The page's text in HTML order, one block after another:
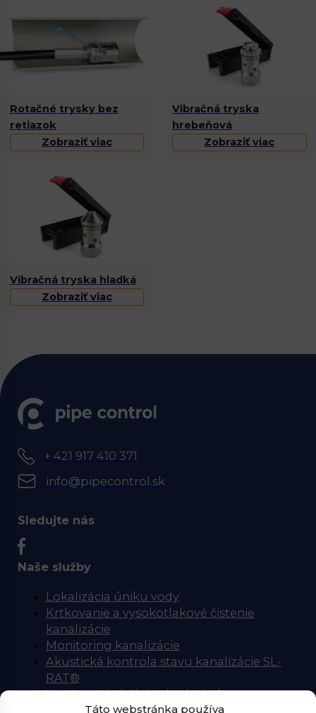
Táto webstránka používa
Rotačné trysky bez
retiazok
Zobraziť viac
Vibračná tryska
hrebeňová
Zobraziť viac
Vibračná tryska hladká
Zobraziť viac
+ 421 917 410 371
info@pipecontrol.sk
Sledujte nás
Naše služby
Lokalizácia úniku vody
Krtkovanie a vysokotlakové čistenie
kanalizácie
Monitoring kanalizácie
Akustická kontrola stavu kanalizácie SL-
RAT®
Vytyčovanie inžinierskych sietí
Úspora vody